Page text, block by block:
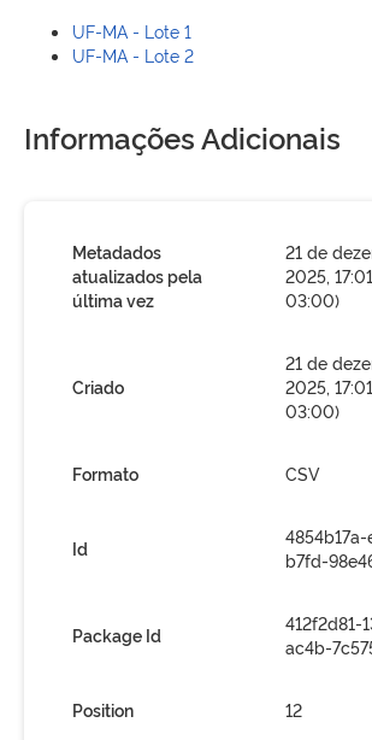
UF-MA - Lote 1
UF-MA - Lote 2
Informações Adicionais
Metadados
atualizados pela
última vez
21 de
2025,
03:00)
Criado
21 de
2025,
03:00)
Formato CSV
Id
b7fd-
Package Id
412f2d81-
ac4b-
Position 12